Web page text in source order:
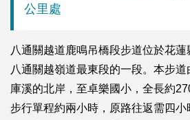
公里處
八通關越道鹿鳴吊橋段步道位於花
八通關越嶺道最東段的一段。本步
庫溪的北岸，至卓樂國小，全長約
步行單程約兩小時，原路往返需四